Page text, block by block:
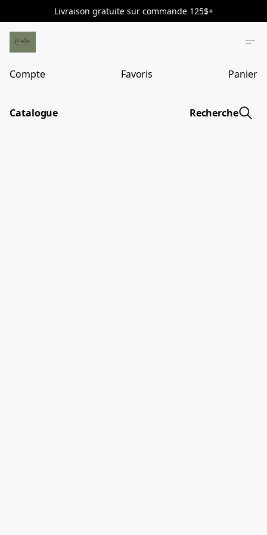
Livraison gratuite sur commande 125$+
Compte Favoris Panier
Catalogue Recherche